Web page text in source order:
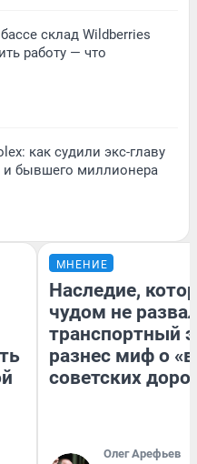
склад Wildberries
работу — что
как судили экс-главу
и бывшего миллионера
МНЕНИЕ
Наследие,
чудом не
транспортный
разнес миф о
советских
Олег Арефьев